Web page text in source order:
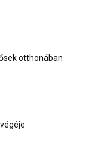
otthonában